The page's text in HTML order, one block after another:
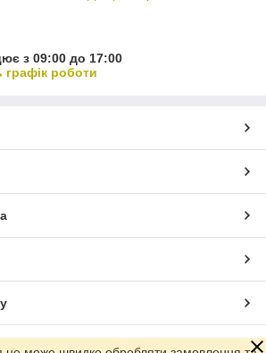
з 09:00 до 17:00
графік роботи
Prom.ua